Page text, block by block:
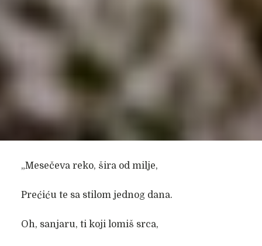
„Mesečeva reko, šira od milje,
Prećiću te sa stilom jednog dana.
Oh, sanjaru, ti koji lomiš srca,